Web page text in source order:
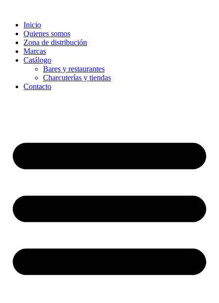
contenido
Inicio
Quienes somos
Zona de distribución
Marcas
Catálogo
Bares y restaurantes
Charcuterías y tiendas
Contacto